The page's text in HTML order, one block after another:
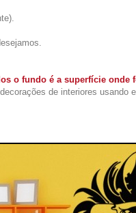
o fundo é a superfície onde
de interiores